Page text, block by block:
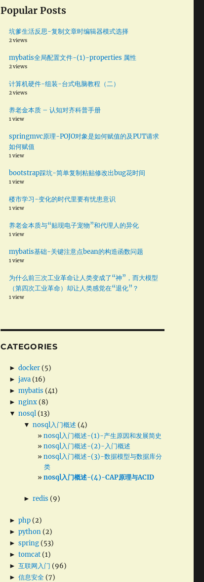
Popular Posts
坑爹生活反思-复制文章时编辑器模式选择
2 views
mybatis全局配置文件-(1)-properties 属性
2 views
计算机硬件-组装-台式电脑教程（二）
2 views
养老金本质 – 认知对齐科普手册
1 view
springmvc原理-POJO对象是如何赋值的及PUT请求
如何赋值
1 view
bootstrap踩坑-简单复制粘贴修改出bug花时间
1 view
楼市学习-变化的时代里要有忧患意识
1 view
养老金本质与“贴现电子宠物”和代理人的异化
1 view
mybatis基础-关键注意点bean的构造函数问题
1 view
为什么前三次工业革命让人类变成了“神”，而大模型
（第四次工业革命）却让人类感觉在“退化”？
1 view
CATEGORIES
► docker(5)
► java(16)
► mybatis (41)
► nginx(8)
▼ nosql(13)
▼ nosql入门概述 (4)
nosql入门概述-(1)-产生原因和发展简史
nosql入门概述-(2)-入门概述
nosql入门概述-(3)-数据模型与数据库分
类
nosql入门概述-(4)-CAP原理与ACID
► redis (9)
► php(2)
► python(2)
► spring(53)
► tomcat(1)
► 互联网入门 (96)
► 信息安全(7)